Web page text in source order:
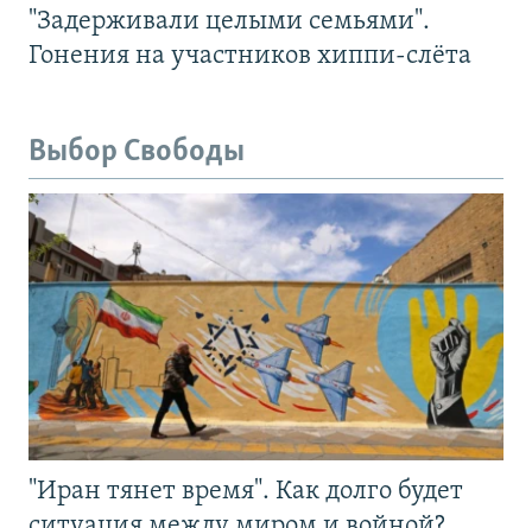
"Задерживали целыми семьями".
Гонения на участников хиппи-слёта
Выбор Свободы
"Иран тянет время". Как долго будет